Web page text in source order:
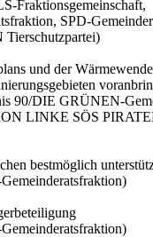
Fraktionsgemeinschaft,
SPD-
und der
90/DIE GRÜNEN-
LINKE SÖS
bestmöglich